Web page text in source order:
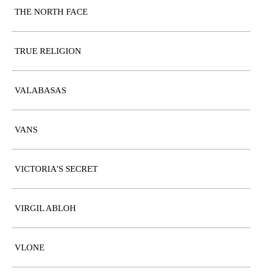
THE NORTH FACE
TRUE RELIGION
VALABASAS
VANS
VICTORIA'S SECRET
VIRGIL ABLOH
VLONE